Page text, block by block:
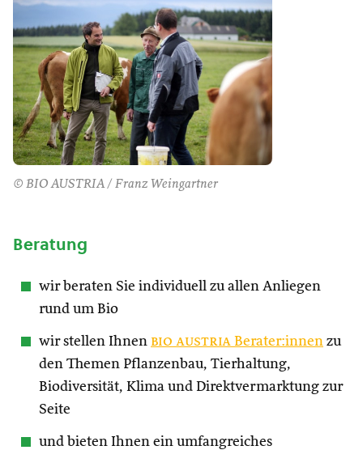
© BIO AUSTRIA / Franz Weingartner
Beratung
wir beraten Sie individuell zu allen Anliegen
rund um Bio
wir stellen Ihnen bio austria Berater:innen zu
den Themen Pflanzenbau, Tierhaltung,
Biodiversität, Klima und Direktvermarktung zur
Seite
und bieten Ihnen ein umfangreiches